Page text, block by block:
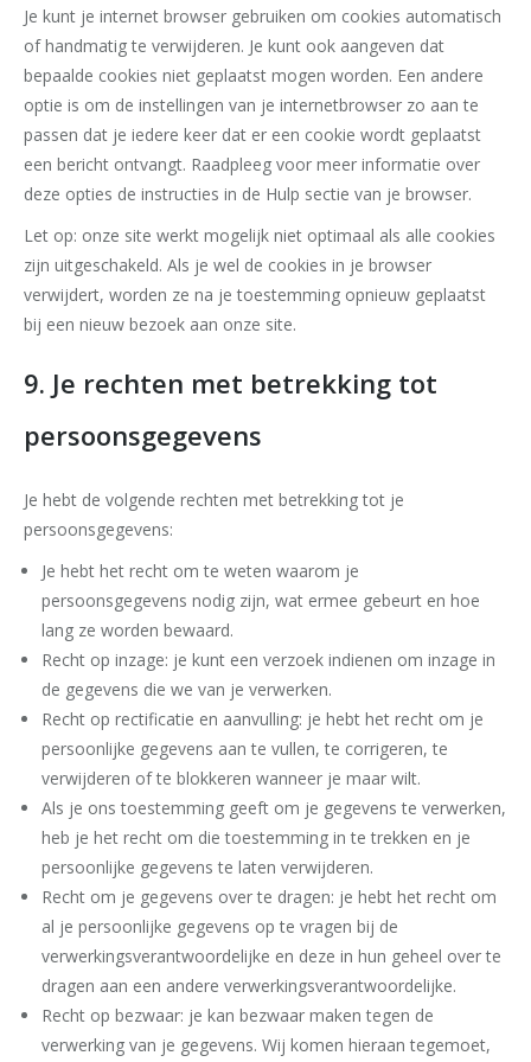
Je kunt je internet browser gebruiken om cookies automatisch
of handmatig te verwijderen. Je kunt ook aangeven dat
bepaalde cookies niet geplaatst mogen worden. Een andere
optie is om de instellingen van je internetbrowser zo aan te
passen dat je iedere keer dat er een cookie wordt geplaatst
een bericht ontvangt. Raadpleeg voor meer informatie over
deze opties de instructies in de Hulp sectie van je browser.
Let op: onze site werkt mogelijk niet optimaal als alle cookies
zijn uitgeschakeld. Als je wel de cookies in je browser
verwijdert, worden ze na je toestemming opnieuw geplaatst
bij een nieuw bezoek aan onze site.
9. Je rechten met betrekking tot
persoonsgegevens
Je hebt de volgende rechten met betrekking tot je
persoonsgegevens:
Je hebt het recht om te weten waarom je
persoonsgegevens nodig zijn, wat ermee gebeurt en hoe
lang ze worden bewaard.
Recht op inzage: je kunt een verzoek indienen om inzage in
de gegevens die we van je verwerken.
Recht op rectificatie en aanvulling: je hebt het recht om je
persoonlijke gegevens aan te vullen, te corrigeren, te
verwijderen of te blokkeren wanneer je maar wilt.
Als je ons toestemming geeft om je gegevens te verwerken,
heb je het recht om die toestemming in te trekken en je
persoonlijke gegevens te laten verwijderen.
Recht om je gegevens over te dragen: je hebt het recht om
al je persoonlijke gegevens op te vragen bij de
verwerkingsverantwoordelijke en deze in hun geheel over te
dragen aan een andere verwerkingsverantwoordelijke.
Recht op bezwaar: je kan bezwaar maken tegen de
verwerking van je gegevens. Wij komen hieraan tegemoet,